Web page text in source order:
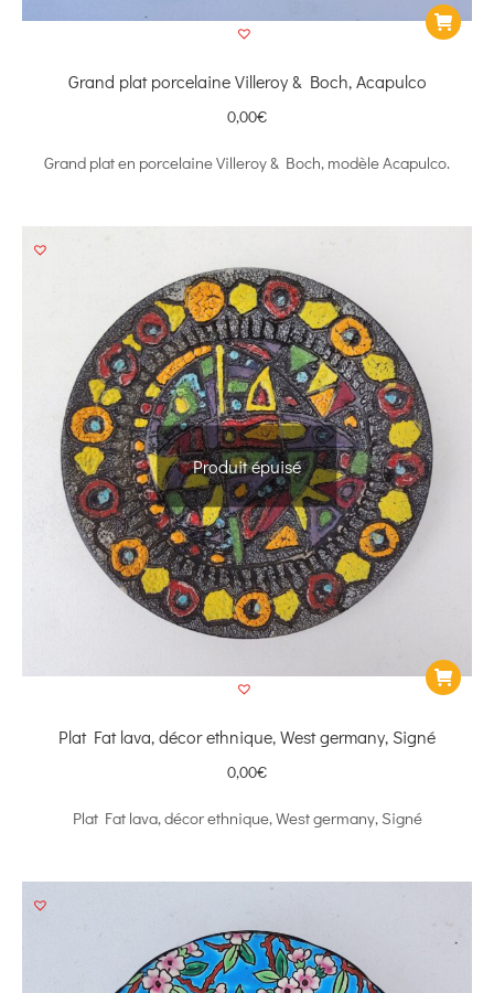
Grand plat porcelaine Villeroy & Boch, Acapulco
0,00€
Grand plat en porcelaine Villeroy & Boch, modèle Acapulco.
Produit épuisé
Plat Fat lava, décor ethnique, West germany, Signé
0,00€
Plat Fat lava, décor ethnique, West germany, Signé